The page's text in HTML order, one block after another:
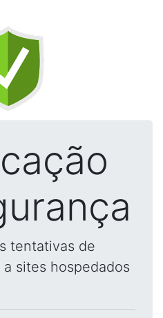
tentativas de
sites hospedados